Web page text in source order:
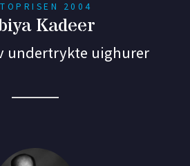
2004
Kadeer
undertrykte uighurer